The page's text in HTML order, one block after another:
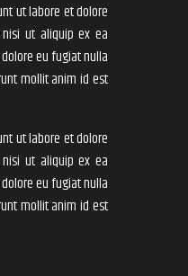
ut labore et dolore
ut aliquip ex ea
eu fugiat nulla
mollit anim id est
ut labore et dolore
ut aliquip ex ea
eu fugiat nulla
mollit anim id est